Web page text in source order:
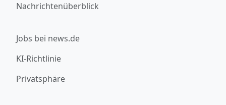
Nachrichtenüberblick
Jobs bei news.de
KI-Richtlinie
Privatsphäre